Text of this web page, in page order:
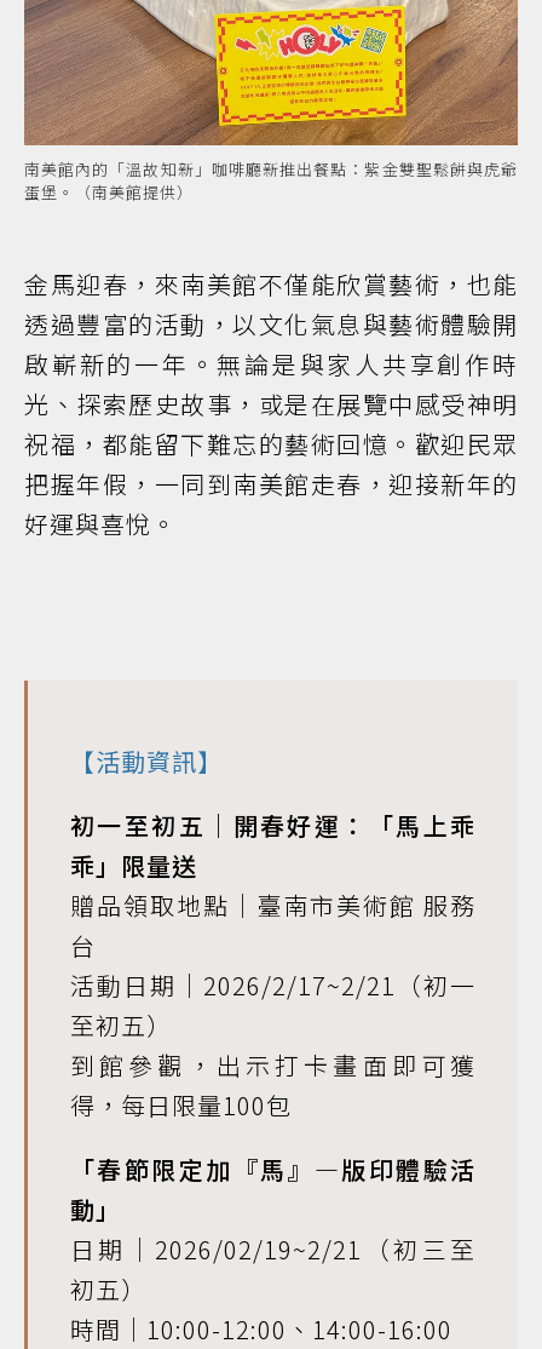
南美館內的「溫故知新」咖啡廳新推出餐點：紫金雙聖鬆餅與虎爺
蛋堡。（南美館提供）
金馬迎春，來南美館不僅能欣賞藝術，也能
透過豐富的活動，以文化氣息與藝術體驗開
啟嶄新的一年。無論是與家人共享創作時
光、探索歷史故事，或是在展覽中感受神明
祝福，都能留下難忘的藝術回憶。歡迎民眾
把握年假，一同到南美館走春，迎接新年的
好運與喜悅。
【活動資訊】
初一至初五｜開春好運：「馬上乖
乖」限量送
贈品領取地點｜臺南市美術館 服務
台
活動日期｜2026/2/17~2/21（初一
至初五）
到館參觀，出示打卡畫面即可獲
得，每日限量100包
「春節限定加『馬』—版印體驗活
動」
日期｜2026/02/19~2/21（初三至
初五）
時間｜10:00-12:00、14:00-16:00